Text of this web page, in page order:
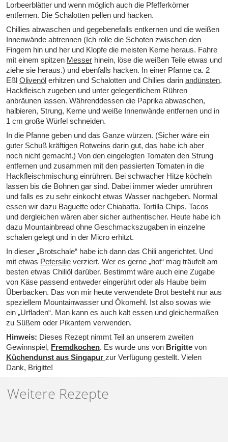
Lorbeerblätter und wenn möglich auch die Pfefferkörner
entfernen. Die Schalotten pellen und hacken.
Chillies abwaschen und gegebenefalls entkernen und die weißen
Innenwände abtrennen (Ich rolle die Schoten zwischen den
Fingern hin und her und Klopfe die meisten Kerne heraus. Fahre
mit einem spitzen Messer hinein, löse die weißen Teile etwas und
ziehe sie heraus.) und ebenfalls hacken. In einer Pfanne ca. 2
Eßl Olivenöl erhitzen und Schalotten und Chilies darin andünsten.
Hackfleisch zugeben und unter gelegentlichem Rühren
anbräunen lassen. Währenddessen die Paprika abwaschen,
halbieren, Strung, Kerne und weiße Innenwände entfernen und in
1 cm große Würfel schneiden.
In die Pfanne geben und das Ganze würzen. (Sicher wäre ein
guter Schuß kräftigen Rotweins darin gut, das habe ich aber
noch nicht gemacht.) Von den eingelegten Tomaten den Strung
entfernen und zusammen mit den passierten Tomaten in die
Hackfleischmischung einrühren. Bei schwacher Hitze köcheln
lassen bis die Bohnen gar sind. Dabei immer wieder umrühren
und falls es zu sehr einkocht etwas Wasser nachgeben. Normal
essen wir dazu Baguette oder Chiabatta. Tortilla Chips, Tacos
und dergleichen wären aber sicher authentischer. Heute habe ich
dazu Mountainbread ohne Geschmackszugaben in einzelne
schalen gelegt und in der Micro erhitzt.
In dieser „Brotschale“ habe ich dann das Chili angerichtet. Und
mit etwas Petersilie verziert. Wer es gerne „hot“ mag träufelt am
besten etwas Chiliöl darüber. Bestimmt wäre auch eine Zugabe
von Käse passend entweder eingerührt oder als Haube beim
Überbacken. Das von mir heute verwendete Brot besteht nur aus
speziellem Mountainwasser und Ökomehl. Ist also sowas wie
ein „Urfladen“. Man kann es auch kalt essen und gleichermaßen
zu Süßem oder Pikantem verwenden.
Hinweis: Dieses Rezept nimmt Teil an unserem zweiten
Gewinnspiel, Fremdkochen. Es wurde uns von Brigitte von
Küchendunst aus Singapur zur Verfügung gestellt. Vielen
Dank, Brigitte!
Weitere Rezepte